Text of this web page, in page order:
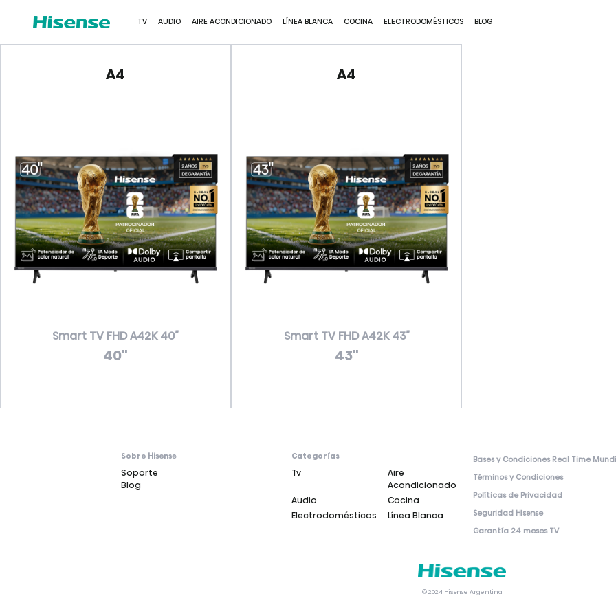
TV AUDIO AIRE ACONDICIONADO LÍNEA BLANCA COCINA ELECTRODOMÉSTICOS BLOG
A4
Smart TV FHD A42K 40″
40"
A4
Smart TV FHD A42K 43″
43"
Sobre Hisense
Soporte
Blog
Categorías
Tv
Aire
Acondicionado
Audio
Cocina
Electrodomésticos
Línea Blanca
Bases y Condiciones Real Time
Términos y Condiciones
Políticas de Privacidad
Seguridad Hisense
Garantía 24 meses TV
© 2024 Hisense Argentina